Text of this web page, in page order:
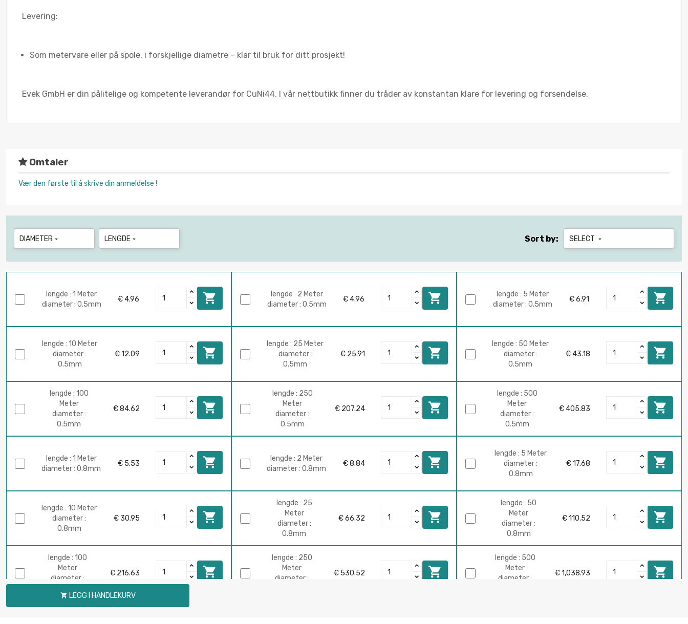
Levering:
Som metervare eller på spole, i forskjellige diametre – klar til bruk for ditt prosjekt!
Evek GmbH er din pålitelige og kompetente leverandør for CuNi44. I vår nettbutikk finner du tråder av konstantan klare for levering og forsendelse.
Omtaler
Vær den første til å skrive din anmeldelse !
DIAMETER  LENGDE  Sort by: SELECT 
lengde : 1 Meter
diameter : 0.5mm
€ 4.96 
lengde : 2 Meter
diameter : 0.5mm
€ 4.96 
lengde : 5 Meter
diameter : 0.5mm
€ 6.91 
lengde : 10 Meter
diameter :
0.5mm
€ 12.09 
lengde : 25 Meter
diameter :
0.5mm
€ 25.91 
lengde : 50 Meter
diameter :
0.5mm
€ 43.18 
lengde : 100
Meter
diameter :
0.5mm
€ 84.62 
lengde : 250
Meter
diameter :
0.5mm
€ 207.24 
lengde : 500
Meter
diameter :
0.5mm
€ 405.83 
lengde : 1 Meter
diameter : 0.8mm
€ 5.53 
lengde : 2 Meter
diameter : 0.8mm
€ 8.84 
lengde : 5 Meter
diameter :
0.8mm
€ 17.68 
lengde : 10 Meter
diameter :
0.8mm
€ 30.95 
lengde : 25
Meter
diameter :
0.8mm
€ 66.32 
lengde : 50
Meter
diameter :
0.8mm
€ 110.52 
lengde : 100
Meter
diameter :
€ 216.63 
lengde : 250
Meter
diameter :
€ 530.52 
lengde : 500
Meter
diameter :
€ 1,038.93 
 LEGG I HANDLEKURV